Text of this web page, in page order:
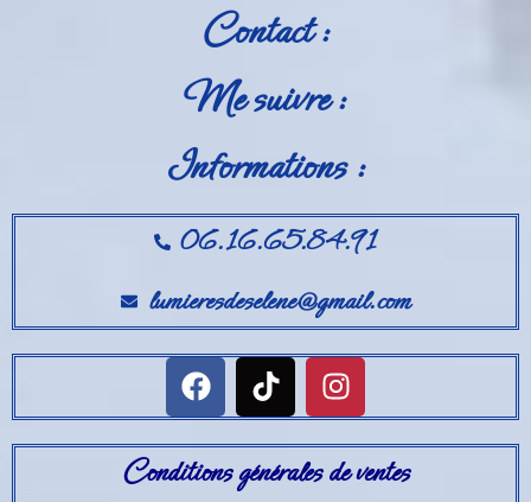
Contact :
Me suivre :
Informations :
06.16.65.84.91
lumieresdeselene@gmail.com
Conditions générales de ventes